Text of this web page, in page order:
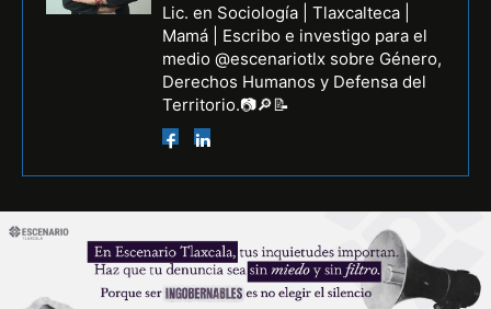
Lic. en Sociología | Tlaxcalteca |
Mamá | Escribo e investigo para el
medio @escenariotlx sobre Género,
Derechos Humanos y Defensa del
Territorio.📷🔎📝